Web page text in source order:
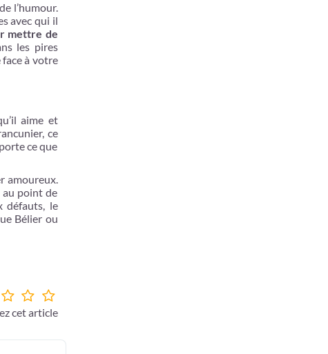
l’humour.
avec qui il
mettre de
les pires
à votre
aime et
ce
ce que
amoureux.
au point de
défauts, le
Bélier ou
cet article